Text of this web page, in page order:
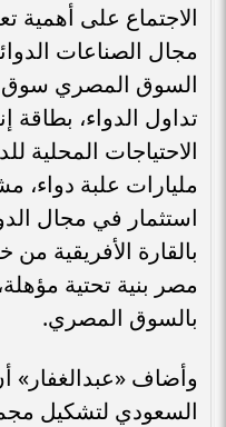
الاجتماع على أهمية
مجال الصناعات
السوق المصري
مليارات علبة
استثمار في مجال
بالقارة الأفريقية
مصر بنية تحتية
بالسوق المصري.
وأضاف «عبدالغفار»
السعودي لتشكيل